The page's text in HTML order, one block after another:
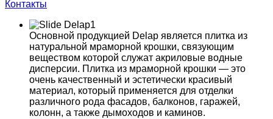
Контакты
Основной продукцией Delap является плитка из
натуральной мраморной крошки, связующим
веществом которой служат акриловые водные
дисперсии. Плитка из мраморной крошки — это
очень качественный и эстетически красивый
материал, который применяется для отделки
различного рода фасадов, балконов, гаражей,
колонн, а также дымоходов и каминов.